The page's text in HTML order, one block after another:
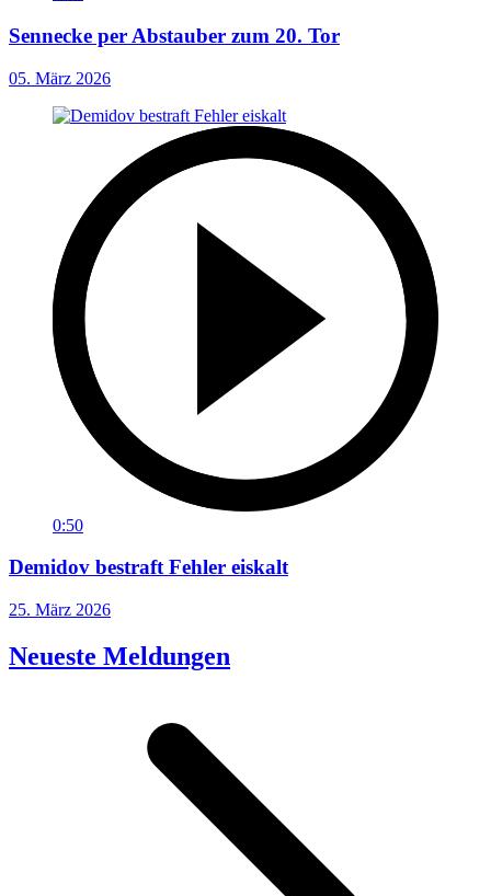
Sennecke per Abstauber zum 20. Tor
05. März 2026
0:50
Demidov bestraft Fehler eiskalt
25. März 2026
Neueste Meldungen